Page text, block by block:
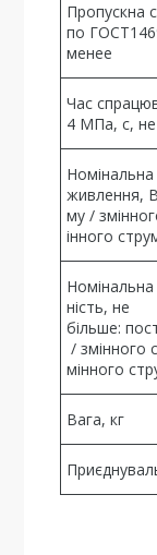
Пропускна
по
менее
Час
4 МПа, с,
Номінальна
живлення,
му /
інного
ність, не
більше:
/ змінного
мінного
Вага, кг